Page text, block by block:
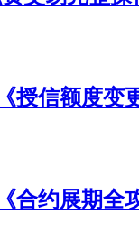
信额度变
约展期全